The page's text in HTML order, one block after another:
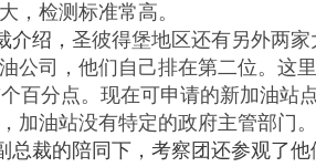
，检测标准常高。
绍， 圣彼得堡地区还有另外两
公司，他们自己排在第二位。这
百分点。现在可申请的新加油站
加油站没有特定的政府主管部门。
裁的陪同下，考察团还参观了他